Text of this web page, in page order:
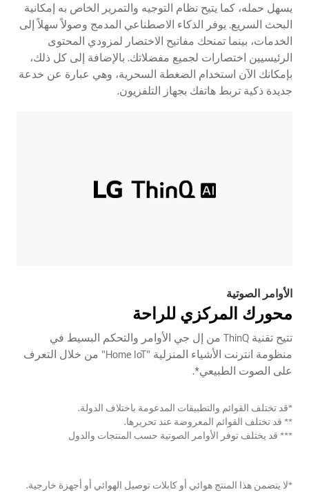
يسهل حمله، كما يتيح نظام التوجيه والتمرير الخاص به إمكانية
البحث السريع. يوفر الذكاء الاصطناعي المدمج وصولاً سهلاً إلى
الخدمات، بينما تمنحك مفاتيح الاختصار لمزودي المحتوى
الرئيسيين اختصارات لجميع مفضلاتك. بالإضافة إلى كل ذلك،
بإمكانك الآن استخدام الضغطة السحرية، وهي عبارة عن خدعة
جديدة ذكية تربط هاتفك بجهاز التلفزيون.
الأوامر الصوتية
محورك المركزي للراحة
تتيح تقنية ThinQ من إل جي الأوامر والتحكم البسيط في
منظومة انترنت الأشياء المنزلية "Home IoT" من خلال التعرف
على الصوت الطبيعي*.
*قد تختلف القوائم والتطبيقات المدعومة باختلاف الدولة.
** قد تختلف القوائم المعروضة عند تحريرها.
*** قد يختلف توفر الأوامر الصوتية حسب المنتجات والدول
*لا يتضمن هذا المنتج هوائي أو كابلات توصيل الهوائي أو أجهزة خارجية.